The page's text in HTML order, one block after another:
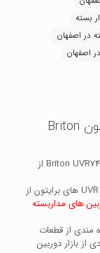
بسته
در اصفهان
اصفهان
دستگاه ضبط دوربین مداربسته برایتون Briton
دستگاه ضبط مداربسته دوربین برایتون Briton UVR7404DM-D64A از
دستگاههای ضبط دوربین مدار بسته برایتون یا سری UVR های برایتون از
های مداربسته
مندی از قطعات
از بازار دوربین